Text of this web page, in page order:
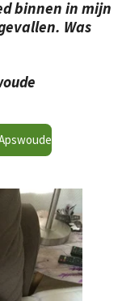
binnen in mijn
Was